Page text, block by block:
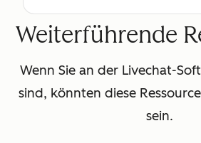
Weiterführende
Wenn Sie an der Livechat-
sind, könnten diese
sein.